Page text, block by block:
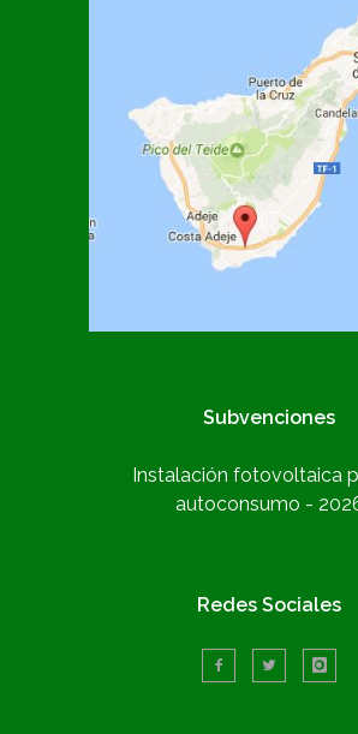
Subvenciones
Instalación fotovoltaica
autoconsumo -
Redes Sociales